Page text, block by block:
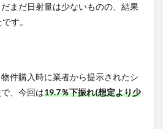
まだ日射量は少ないものの、結果
す。
件購入時に業者から提示されたシ
、今回は19.7％下振れ(想定より少